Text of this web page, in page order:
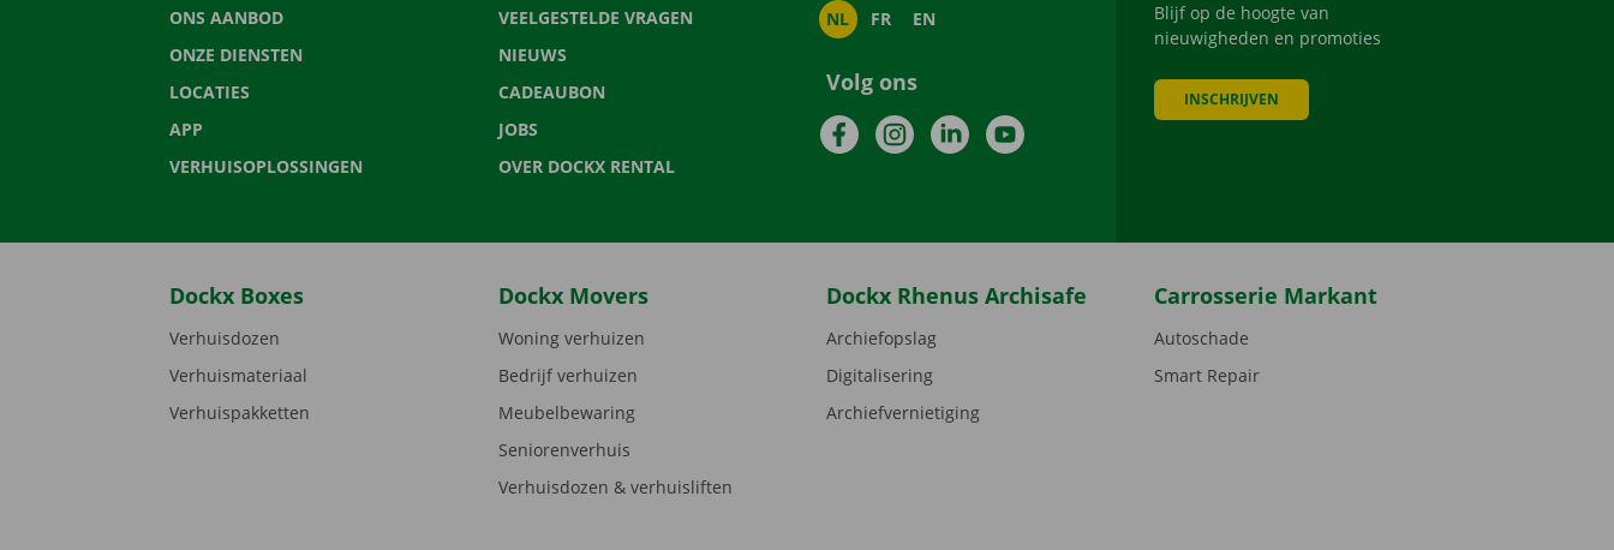
ONS AANBOD
ONZE DIENSTEN
LOCATIES
APP
VERHUISOPLOSSINGEN
VEELGESTELDE VRAGEN
NIEUWS
CADEAUBON
JOBS
OVER DOCKX RENTAL
NL FR EN
Volg ons
FacebookInstagramLinkedInYouTube
Blijf op de hoogte van
nieuwigheden en promoties
INSCHRIJVEN
Dockx Boxes
Verhuisdozen
Verhuismateriaal
Verhuispakketten
Dockx Movers
Woning verhuizen
Bedrijf verhuizen
Meubelbewaring
Seniorenverhuis
Verhuisdozen & verhuisliften
Dockx Rhenus Archisafe
Archiefopslag
Digitalisering
Archiefvernietiging
Carrosserie Markant
Autoschade
Smart Repair